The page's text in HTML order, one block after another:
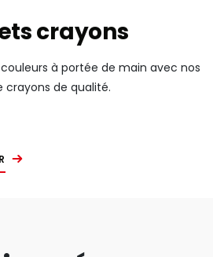
crayons
à portée de main avec nos
de qualité.